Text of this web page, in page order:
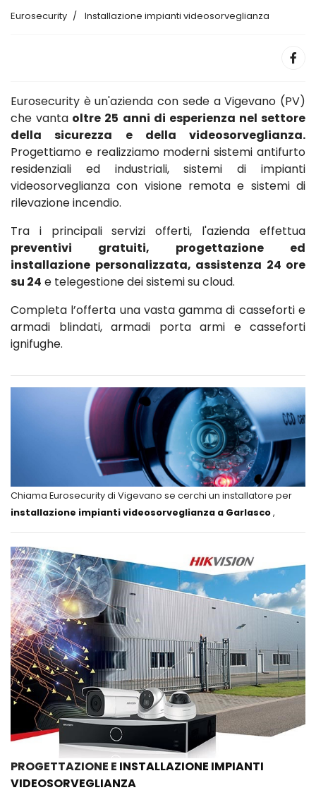
Eurosecurity Installazione impianti videosorveglianza
Eurosecurity è un'azienda con sede a Vigevano (PV)
che vanta oltre 25 anni di esperienza nel settore
della sicurezza e della videosorveglianza.
Progettiamo e realizziamo moderni sistemi antifurto
residenziali ed industriali, sistemi di impianti
videosorveglianza con visione remota e sistemi di
rilevazione incendio.
Tra i principali servizi offerti, l'azienda effettua
preventivi gratuiti, progettazione ed
installazione personalizzata, assistenza 24 ore
su 24 e telegestione dei sistemi su cloud.
Completa l’offerta una vasta gamma di casseforti e
armadi blindati, armadi porta armi e casseforti
ignifughe.
Chiama Eurosecurity di Vigevano se cerchi un installatore per
installazione impianti videosorveglianza a Garlasco,
PROGETTAZIONE E INSTALLAZIONE IMPIANTI
VIDEOSORVEGLIANZA